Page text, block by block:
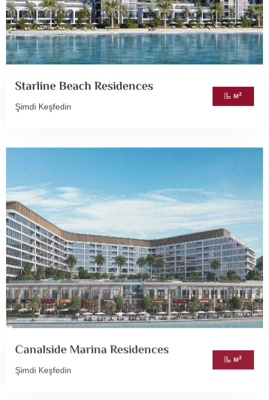
Starline Beach Residences
Şimdi Keşfedin
M2
Canalside Marina Residences
Şimdi Keşfedin
M2